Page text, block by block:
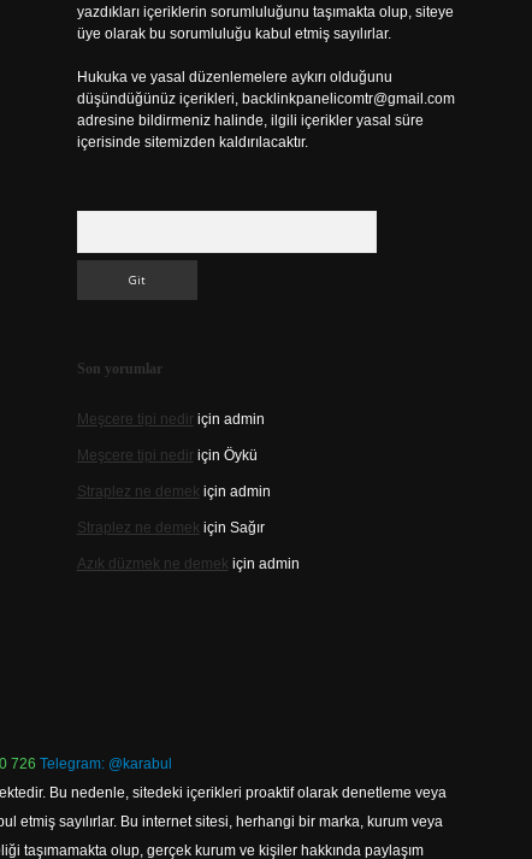
yazdıkları içeriklerin sorumluluğunu taşımakta olup, siteye
üye olarak bu sorumluluğu kabul etmiş sayılırlar.
Hukuka ve yasal düzenlemelere aykırı olduğunu
düşündüğünüz içerikleri, backlinkpanelicomtr@gmail.com
adresine bildirmeniz halinde, ilgili içerikler yasal süre
içerisinde sitemizden kaldırılacaktır.
Son yorumlar
Meşcere tipi nediriçin admin
Meşcere tipi nediriçin Öykü
Straplez ne demek için admin
Straplez ne demek için Sağır
Azık düzmek ne demek için admin
726 Telegram: @karabul
Bu nedenle, sitedeki içerikleri proaktif olarak denetleme veya
etmiş sayılırlar. Bu internet sitesi, herhangi bir marka, kurum veya
taşımamakta olup, gerçek kurum ve kişiler hakkında paylaşım